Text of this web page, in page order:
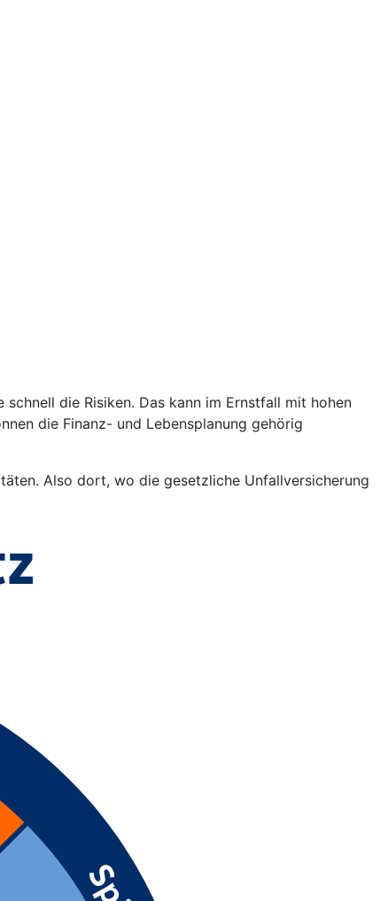
die Risiken. Das kann im Ernstfall mit hohen
die Finanz- und Lebensplanung gehörig
Also dort, wo die gesetzliche Unfallversicherung